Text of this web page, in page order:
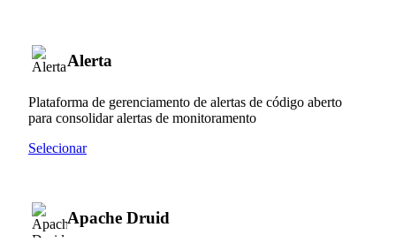
Alerta
Plataforma de gerenciamento de alertas de código aberto
para consolidar alertas de monitoramento
Selecionar
Apache Druid